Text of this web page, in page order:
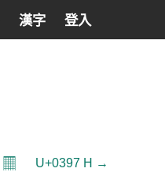
漢字 登入
𝄜 U+0397 Η →